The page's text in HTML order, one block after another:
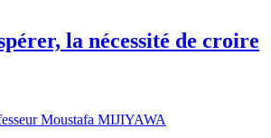
la nécessité de croire
Moustafa MIJIYAWA